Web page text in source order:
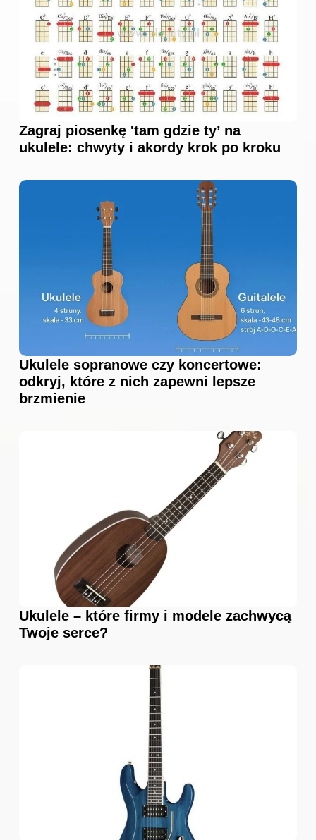
Zagraj piosenkę 'tam gdzie ty’ na
ukulele: chwyty i akordy krok po kroku
Ukulele sopranowe czy koncertowe:
odkryj, które z nich zapewni lepsze
brzmienie
Ukulele – które firmy i modele zachwycą
Twoje serce?